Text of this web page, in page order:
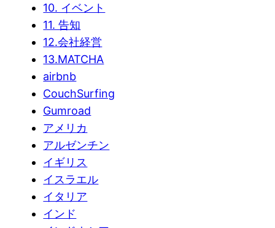
10. イベント
11. 告知
12.会社経営
13.MATCHA
airbnb
CouchSurfing
Gumroad
アメリカ
アルゼンチン
イギリス
イスラエル
イタリア
インド